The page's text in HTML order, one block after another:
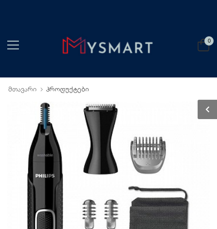
0
მთავარი პროდუქტები